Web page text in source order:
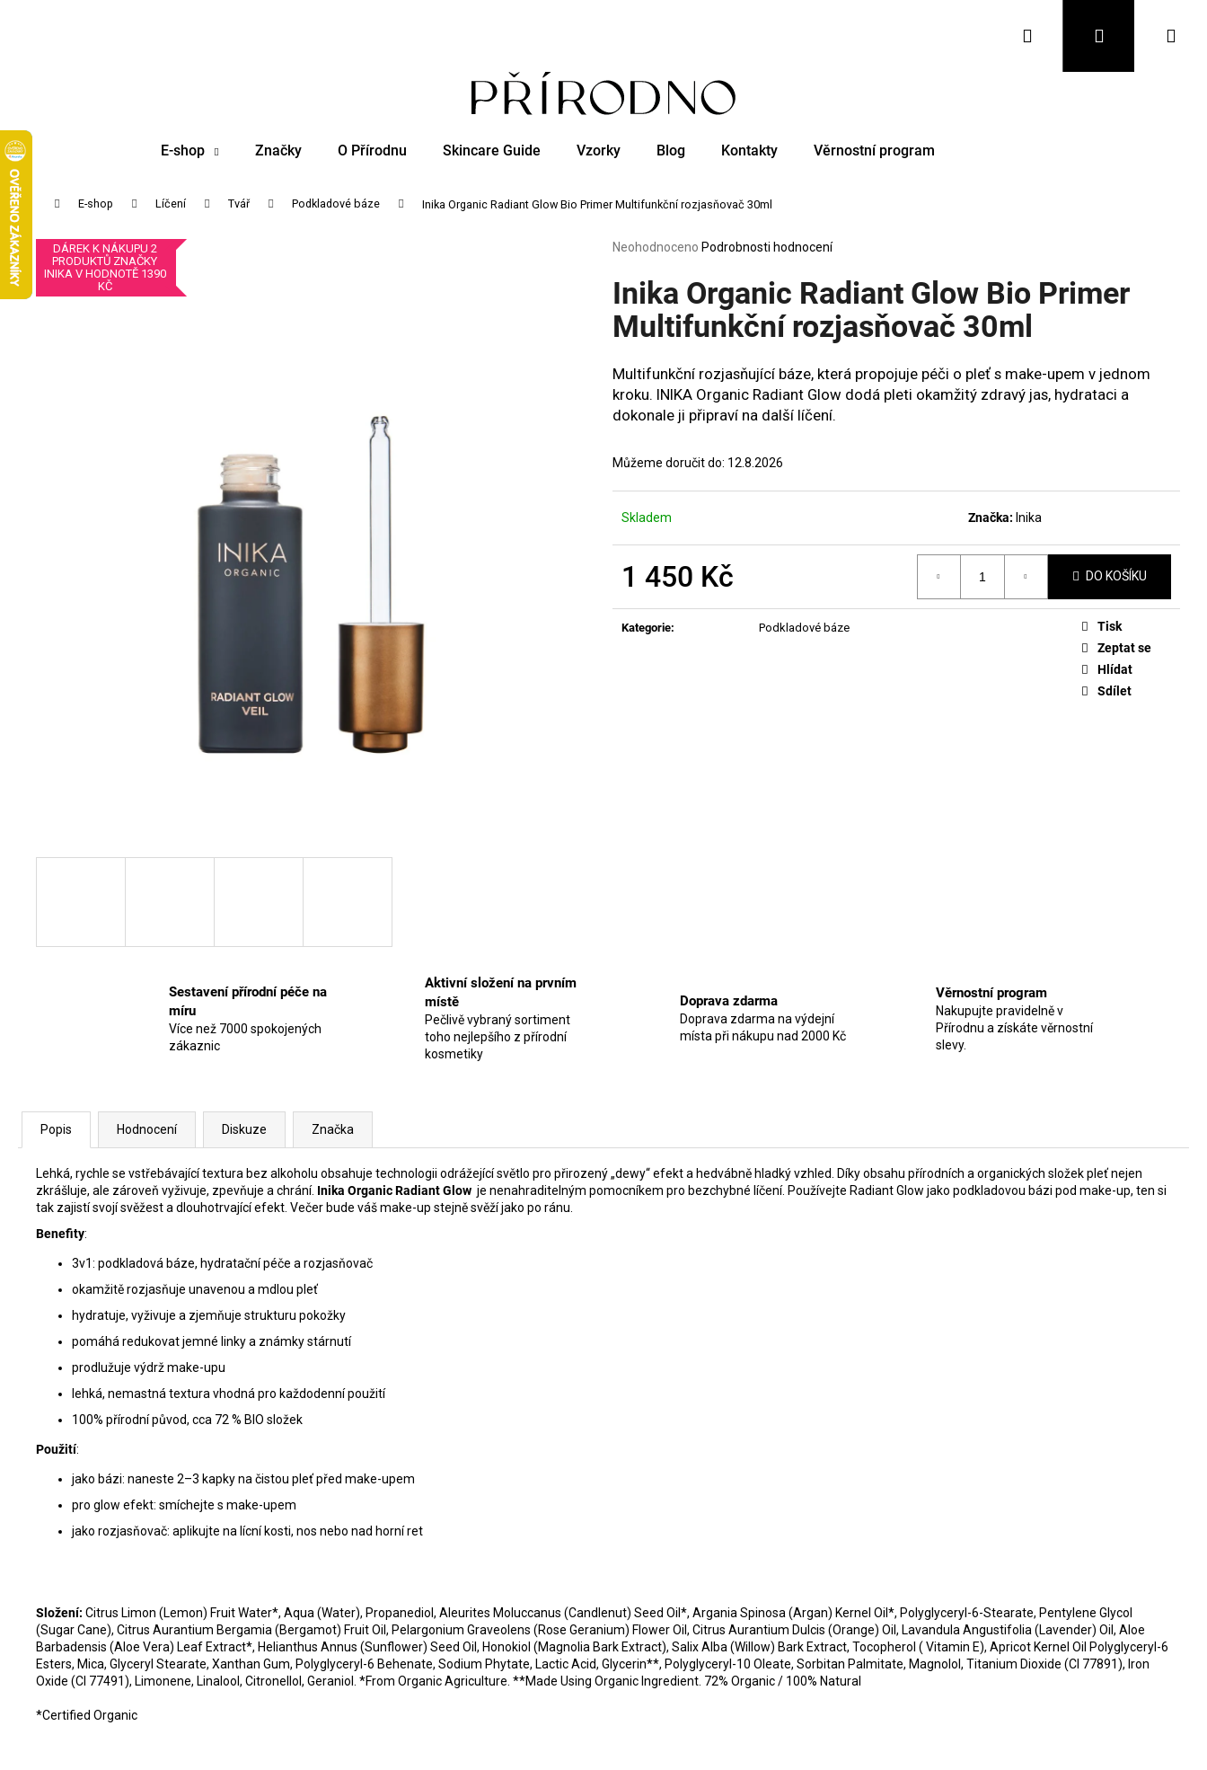
Hledat Přihlášení
E-shop Značky O Přírodnu Skincare Guide Vzorky Blog Kontakty Věrnostní program
Domů E-shop Líčení Tvář Podkladové báze Inika Organic Radiant Glow Bio Primer Multifunkční rozjasňovač 30ml
Průměrné
produktu
0,0
z
hvězdiček.
Neohodnoceno Podrobnosti hodnocení
Inika Organic Radiant Glow Bio Primer
Multifunkční rozjasňovač 30ml
Multifunkční rozjasňující báze, která propojuje péči o pleť s make-upem v jednom
kroku. INIKA Organic Radiant Glow dodá pleti okamžitý zdravý jas, hydrataci a
dokonale ji připraví na další líčení.
Můžeme doručit do: 12.8.2026
Skladem Značka:Inika
1 450 Kč DO KOŠÍKU
Kategorie: Podkladové báze
Tisk
Zeptat se
Hlídat
Sdílet
DÁREK K NÁKUPU 2
PRODUKTŮ ZNAČKY
INIKA V HODNOTĚ 1390
KČ
Sestavení přírodní péče na
míru
Více než 7000 spokojených
zákaznic
Aktivní složení na prvním
místě
Pečlivě vybraný sortiment
toho nejlepšího z přírodní
kosmetiky
Doprava zdarma
Doprava zdarma na výdejní
místa při nákupu nad 2000 Kč
Věrnostní program
Nakupujte pravidelně v
Přírodnu a získáte věrnostní
slevy.
Popis Hodnocení Diskuze Značka
Lehká, rychle se vstřebávající textura bez alkoholu obsahuje technologii odrážející světlo pro přirozený „dewy“ efekt a hedvábně hladký vzhled. Díky obsahu přírodních a organických složek pleť nejen
zkrášluje, ale zároveň vyživuje, zpevňuje a chrání. Inika Organic Radiant Glow je nenahraditelným pomocníkem pro bezchybné líčení. Používejte Radiant Glow jako podkladovou bázi pod make-up, ten si
tak zajistí svojí svěžest a dlouhotrvající efekt. Večer bude váš make-up stejně svěží jako po ránu.
Benefity:
3v1: podkladová báze, hydratační péče a rozjasňovač
okamžitě rozjasňuje unavenou a mdlou pleť
hydratuje, vyživuje a zjemňuje strukturu pokožky
pomáhá redukovat jemné linky a známky stárnutí
prodlužuje výdrž make-upu
lehká, nemastná textura vhodná pro každodenní použití
100% přírodní původ, cca 72 % BIO složek
Použití:
jako bázi: naneste 2–3 kapky na čistou pleť před make-upem
pro glow efekt: smíchejte s make-upem
jako rozjasňovač: aplikujte na lícní kosti, nos nebo nad horní ret
Složení: Citrus Limon (Lemon) Fruit Water*, Aqua (Water), Propanediol, Aleurites Moluccanus (Candlenut) Seed Oil*, Argania Spinosa (Argan) Kernel Oil*, Polyglyceryl-6-Stearate, Pentylene Glycol
(Sugar Cane), Citrus Aurantium Bergamia (Bergamot) Fruit Oil, Pelargonium Graveolens (Rose Geranium) Flower Oil, Citrus Aurantium Dulcis (Orange) Oil, Lavandula Angustifolia (Lavender) Oil, Aloe
Barbadensis (Aloe Vera) Leaf Extract*, Helianthus Annus (Sunflower) Seed Oil, Honokiol (Magnolia Bark Extract), Salix Alba (Willow) Bark Extract, Tocopherol ( Vitamin E), Apricot Kernel Oil Polyglyceryl-6
Esters, Mica, Glyceryl Stearate, Xanthan Gum, Polyglyceryl-6 Behenate, Sodium Phytate, Lactic Acid, Glycerin**, Polyglyceryl-10 Oleate, Sorbitan Palmitate, Magnolol, Titanium Dioxide (CI 77891), Iron
Oxide (CI 77491), Limonene, Linalool, Citronellol, Geraniol. *From Organic Agriculture. **Made Using Organic Ingredient. 72% Organic / 100% Natural
*Certified Organic
Co potřebujete najít?
MANUCURIST ACTIVE PLUMP AQUA
MANUCURIST ODLAKOVAČ GREEN™ &
ACTIVE - GENTLE REMOVER 50ML